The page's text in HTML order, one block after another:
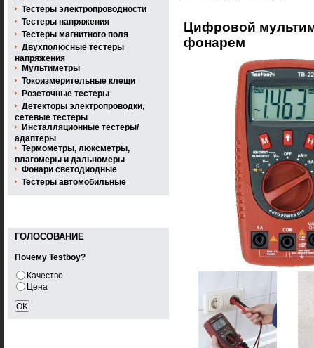
Тестеры электропроводности
Тестеры напряжения
Тестеры магнитного поля
Двухполюсные тестеры
напряжения
Мультиметры
Токоизмерительные клещи
Розеточные тестеры
Детекторы электропроводки,
сетевые тестеры
Инсталляционные тестеры/
адаптеры
Термометры, люксметры,
влагомеры и дальномеры
Фонари светодиодные
Тестеры автомобильные
ГОЛОСОВАНИЕ
Почему Testboy?
Качество
Цена
Цифровой
фонарем